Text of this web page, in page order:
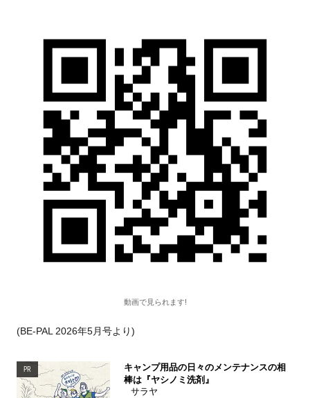
動画で見られます!
(BE-PAL 2026年5月号より)
PR
キャンプ用品の日々のメンテナンスの相
棒は『ヤシノミ洗剤』
サラヤ